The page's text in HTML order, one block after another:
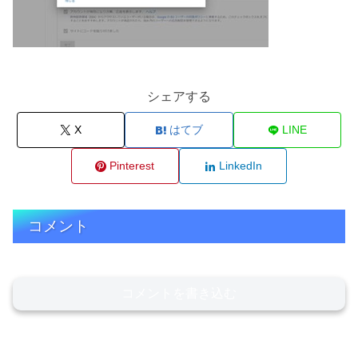
シェアする
X はてブ LINE
Pinterest LinkedIn
コメント